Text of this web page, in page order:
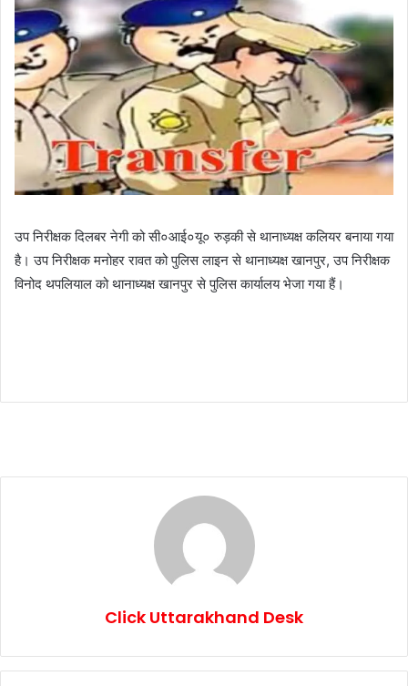
उप निरीक्षक दिलबर नेगी को सी०आई०यू० रुड़की से थानाध्यक्ष कलियर बनाया गया
है। उप निरीक्षक मनोहर रावत को पुलिस लाइन से थानाध्यक्ष खानपुर, उप निरीक्षक
विनोद थपलियाल को थानाध्यक्ष खानपुर से पुलिस कार्यालय भेजा गया हैं।
Click Uttarakhand Desk